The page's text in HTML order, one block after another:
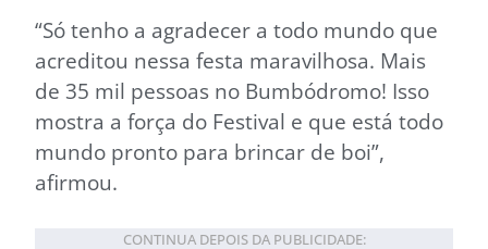
“Só tenho a agradecer a todo mundo que
acreditou nessa festa maravilhosa. Mais
de 35 mil pessoas no Bumbódromo! Isso
mostra a força do Festival e que está todo
mundo pronto para brincar de boi”,
afirmou.
CONTINUA DEPOIS DA PUBLICIDADE: